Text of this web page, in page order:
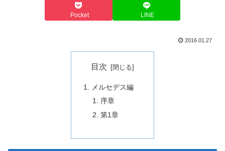
Pocket LINE
2016.01.27
目次
メルセデス編
序章
第1章